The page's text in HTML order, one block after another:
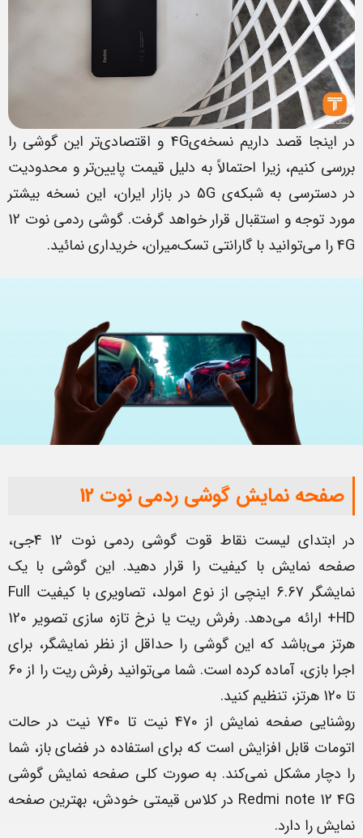
در اینجا قصد داریم نسخه‌ی4G و اقتصادی‌تر این گوشی را
بررسی کنیم، زیرا احتمالاً به دلیل قیمت پایین‌تر و محدودیت
در دسترسی به شبکه‌ی 5G در بازار ایران، این نسخه بیشتر
مورد توجه و استقبال قرار خواهد گرفت. گوشی ردمی نوت 12
4G را می‌توانید با گارانتی تسک‌میران، خریداری نمائید.
صفحه نمایش گوشی ردمی نوت 12
در ابتدای لیست نقاط قوت گوشی ردمی نوت 12 4جی،
صفحه نمایش با کیفیت را قرار دهید. این گوشی با یک
نمایشگر 6.67 اینچی از نوع امولد، تصاویری با کیفیت Full
HD+ ارائه می‌دهد. رفرش ریت یا نرخ تازه سازی تصویر 120
هرتز می‌باشد که این گوشی را حداقل از نظر نمایشگر، برای
اجرا بازی، آماده کرده است. شما می‌توانید رفرش ریت را از 60
تا 120 هرتز، تنظیم کنید.
روشنایی صفحه نمایش از 470 نیت تا 740 نیت در حالت
اتومات قابل افزایش است که برای استفاده در فضای باز، شما
را دچار مشکل نمی‌کند. به صورت کلی صفحه نمایش گوشی
Redmi note 12 4G در کلاس قیمتی خودش، بهترین صفحه
نمایش را دارد.